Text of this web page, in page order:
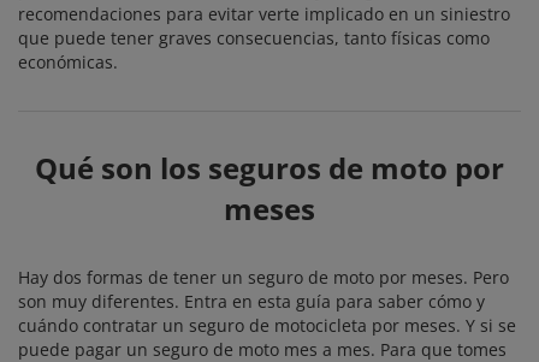
recomendaciones para evitar verte implicado en un siniestro
que puede tener graves consecuencias, tanto físicas como
económicas.
Qué son los seguros de moto por
meses
Hay dos formas de tener un seguro de moto por meses. Pero
son muy diferentes. Entra en esta guía para saber cómo y
cuándo contratar un seguro de motocicleta por meses. Y si se
puede pagar un seguro de moto mes a mes. Para que tomes